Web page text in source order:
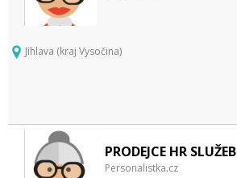
Jihlava (kraj Vysočina)
PRODEJCE HR SLUŽEB
Personalistka.cz